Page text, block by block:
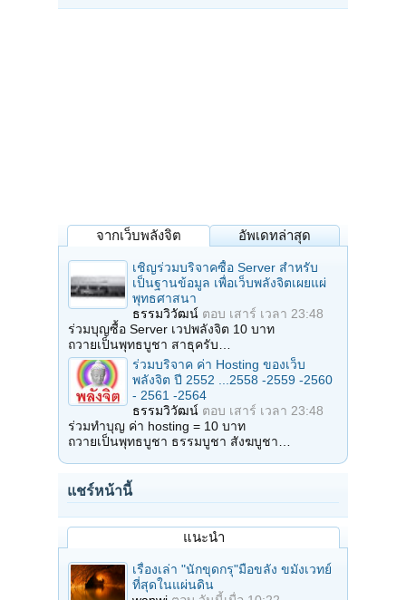
จากเว็บพลังจิต อัพเดทล่าสุด
เชิญร่วมบริจาคซื้อ Server สำหรับ
เป็นฐานข้อมูล เพื่อเว็บพลังจิตเผยแผ่
พุทธศาสนา
ธรรมวิวัฒน์ ตอบ เสาร์ เวลา 23:48
ร่วมบุญซื้อ Server เวปพลังจิต 10 บาท
ถวายเป็นพุทธบูชา สาธุครับ…
ร่วมบริจาค ค่า Hosting ของเว็บ
พลังจิต ปี 2552 ...2558 -2559 -2560
- 2561 -2564
ธรรมวิวัฒน์ ตอบ เสาร์ เวลา 23:48
ร่วมทำบุญ ค่า hosting = 10 บาท
ถวายเป็นพุทธบูชา ธรรมบูชา สังฆบูชา…
แชร์หน้านี้
แนะนำ
เรื่องเล่า "นักขุดกรุ"มือขลัง ขมังเวทย์
ที่สุดในแผ่นดิน